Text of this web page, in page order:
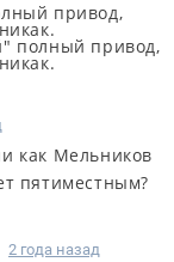
привод,
полный привод,
как Мельников
пятиместным?
2 года назад